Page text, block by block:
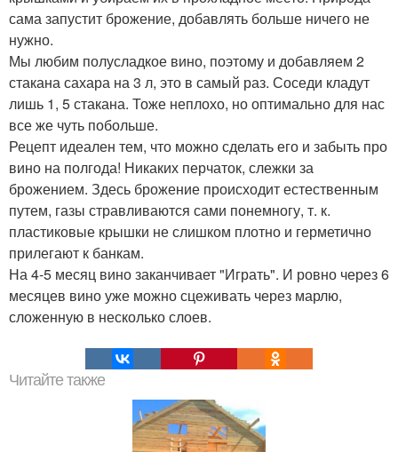
сама запустит брожение, добавлять больше ничего не
нужно.
Мы любим полусладкое вино, поэтому и добавляем 2
стакана сахара на 3 л, это в самый раз. Соседи кладут
лишь 1, 5 стакана. Тоже неплохо, но оптимально для нас
все же чуть побольше.
Рецепт идеален тем, что можно сделать его и забыть про
вино на полгода! Никаких перчаток, слежки за
брожением. Здесь брожение происходит естественным
путем, газы стравливаются сами понемногу, т. к.
пластиковые крышки не слишком плотно и герметично
прилегают к банкам.
На 4-5 месяц вино заканчивает "Играть". И ровно через 6
месяцев вино уже можно сцеживать через марлю,
сложенную в несколько слоев.
Читайте также